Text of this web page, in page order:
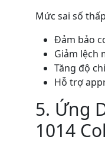
Mức sai số
Đảm bảo
Giảm lệch
Tăng độ
Hỗ trợ
5. Ứng
1014